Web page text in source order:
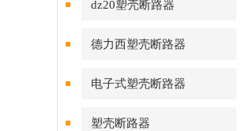
dz20塑壳断路器
德力西塑壳断路器
电子式塑壳断路器
塑壳断路器